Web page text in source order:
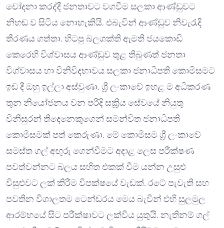
චෝදනා කරද්දී ජනතාවට වගවීම සලකා ආණ්ඩුවට
නිහඬ ව සිටිය නොහැකියි. එබැවින් ආණ්ඩුව නිවැරැදි
තීරණය ගත්තා. හිටපු බලශක්ති ඇමති ජයකොඩි
කෙරෙහි විශ්වාසය ආණ්ඩුව තුළ තිබුණත් ජනතා
විශ්වාසය හා විනිවිදභාවය සලකා ජනාධිපති කොමිසමට
ඉඩ දී ඔහු ඉල්ලා අස්වුණා. ශ්‍රී ලංකාවේ ඉහළ ම අධිකරණ
තුන නියෝජනය වන පරිදි සක්‍රිය සේවයේ නියුතු
විනිසුරන් තිදෙනෙකුගෙන් සමන්විත ජනාධිපති
කොමිසමක් පත් කෙරුණා. මේ කොමිසම ශ්‍රී ලංකාවේ
සමස්ත ගල් අඟුරු ගෙන්වීමට අදාළ ලෙස පරීක්ෂණ
පවත්වන්නට බලය සහිත එකක් වීම යන්න උසුළු
විසුළුවට ලක් කිරීම විපක්ෂයේ වැඩක්. රටේ පැවැති සහ
පවතින විශාලතම ටෙන්ඩරය මෙය බැවින් එහි සුලමුල
ආරම්භයේ සිට පරීක්ෂාවට ලක්විය යුතුයි. නැතිනම් ගල්